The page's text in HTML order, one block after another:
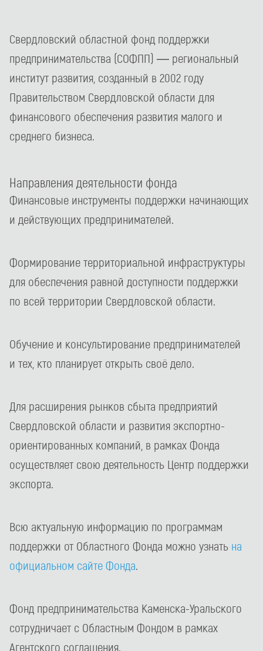
Свердловский областной фонд поддержки
предпринимательства (СОФПП) — региональный
институт развития, созданный в 2002 году
Правительством Свердловской области для
финансового обеспечения развития малого и
среднего бизнеса.
Направления деятельности фонда
Финансовые инструменты поддержки начинающих
и действующих предпринимателей.
Формирование территориальной инфраструктуры
для обеспечения равной доступности поддержки
по всей территории Свердловской области.
Обучение и консультирование предпринимателей
и тех, кто планирует открыть своё дело.
Для расширения рынков сбыта предприятий
Свердловской области и развития экспортно-
ориентированных компаний, в рамках Фонда
осуществляет свою деятельность Центр поддержки
экспорта.
Всю актуальную информацию по программам
поддержки от Областного Фонда можно узнать на
официальном сайте Фонда.
Фонд предпринимательства Каменска-Уральского
сотрудничает с Областным Фондом в рамках
Агентского соглашения.